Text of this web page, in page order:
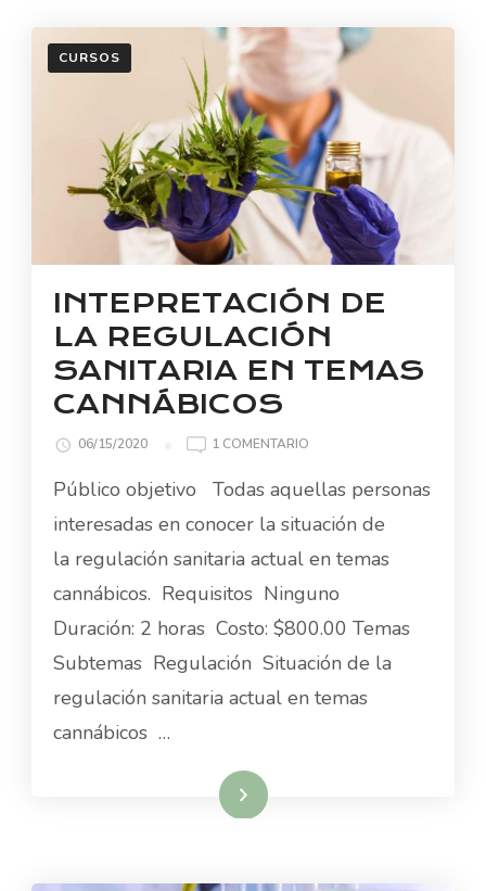
CURSOS
INTEPRETACIÓN DE
LA REGULACIÓN
SANITARIA EN TEMAS
CANNÁBICOS
06/15/2020 1 COMENTARIO
DE
REGULACIÓN
SANITARIA
TEMAS
CANNÁBICOS
Público objetivo Todas aquellas personas
interesadas en conocer la situación de
la regulación sanitaria actual en temas
cannábicos. Requisitos Ninguno
Duración: 2 horas Costo: $800.00 Temas
Subtemas Regulación Situación de la
regulación sanitaria actual en temas
cannábicos …
Read More